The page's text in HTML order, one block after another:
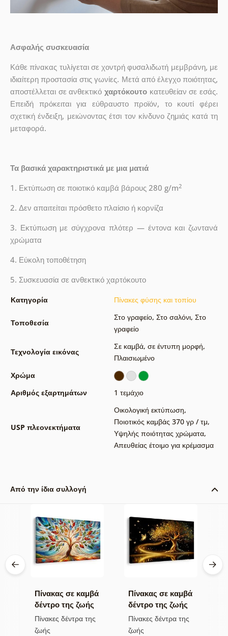
Ασφαλής συσκευασία
Κάθε πίνακας τυλίγεται σε χοντρή φυσαλιδωτή μεμβράνη, με
ιδιαίτερη προστασία στις γωνίες. Μετά από έλεγχο ποιότητας,
αποστέλλεται σε ανθεκτικό χαρτόκουτο κατευθείαν σε εσάς.
Επειδή πρόκειται για εύθραυστο προϊόν, το κουτί φέρει
σχετική ένδειξη, μειώνοντας έτσι τον κίνδυνο ζημιάς κατά τη
μεταφορά.
Τα βασικά χαρακτηριστικά με μια ματιά
1. Εκτύπωση σε ποιοτικό καμβά βάρους 280 g/m2
2. Δεν απαιτείται πρόσθετο πλαίσιο ή κορνίζα
3. Εκτύπωση με σύγχρονα πλότερ — έντονα και ζωντανά
χρώματα
4. Εύκολη τοποθέτηση
5. Συσκευασία σε ανθεκτικό χαρτόκουτο
Κατηγορία Πίνακες φύσης και τοπίου
Τοποθεσία
Στο γραφείο, Στο σαλόνι, Στο
γραφείο
Τεχνολογία εικόνας
Σε καμβά, σε έντυπη μορφή,
Πλαισιωμένο
Χρώμα
Αριθμός εξαρτημάτων
1 τεμάχιο
USP πλεονεκτήματα
Οικολογική εκτύπωση,
Ποιοτικός καμβάς 370 γρ / τμ,
Υψηλής ποιότητας χρώματα,
Απευθείας έτοιμο για κρέμασμα
Από την ίδια συλλογή
Πίνακας σε καμβά
δέντρο της ζωής
σε πολύχρωμο
βιτρό
Πίνακες δέντρα της
ζωής
Πίνακας σε καμβά
δέντρο της ζωής
χρυσή μαγεία
Πίνακες δέντρα της
ζωής